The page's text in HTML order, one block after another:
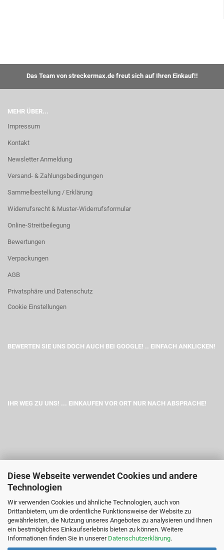
Diese Webseite verwendet Cookies und andere
Technologien
Wir verwenden Cookies und ähnliche Technologien, auch von
Drittanbietern, um die ordentliche Funktionsweise der Website zu
gewährleisten, die Nutzung unseres Angebotes zu analysieren und Ihnen
ein bestmögliches Einkaufserlebnis bieten zu können. Weitere
Informationen finden Sie in unserer Datenschutzerklärung.
Das Team von streckermax.de freut sich auf Ihren Einkauf!!
MEHR ÜBER...
Impressum
Kontakt
Newsletter Anmeldung
Versand- & Zahlungsbedingungen
Sammelbestellung / Erklärung
Widerrufsrecht & Muster-Widerrufsformular
Online-Streitbeilegung
Bewertungen
Verpackungen
AGB
Privatsphäre und Datenschutz
Cookie Einstellungen
BEWERTEN SIE UNS DOCH AUCH BEI GOOGLE! .. EINFACH ANKLICKEN!
IHR WEG ZU UNS! ... EINKAUFEN VOR ORT NUR NACH ABSPRACHE!